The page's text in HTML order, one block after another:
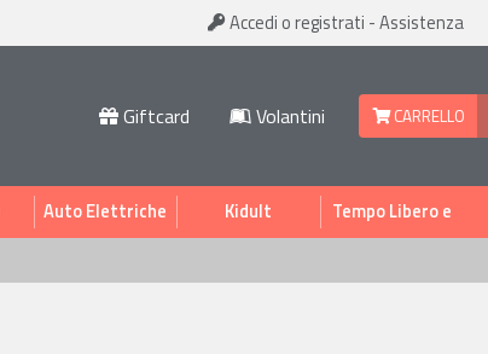
Accedi o registrati -Assistenza
Giftcard Volantini CARRELLO
Auto Elettriche Kidult
Tempo Libero e
Sport